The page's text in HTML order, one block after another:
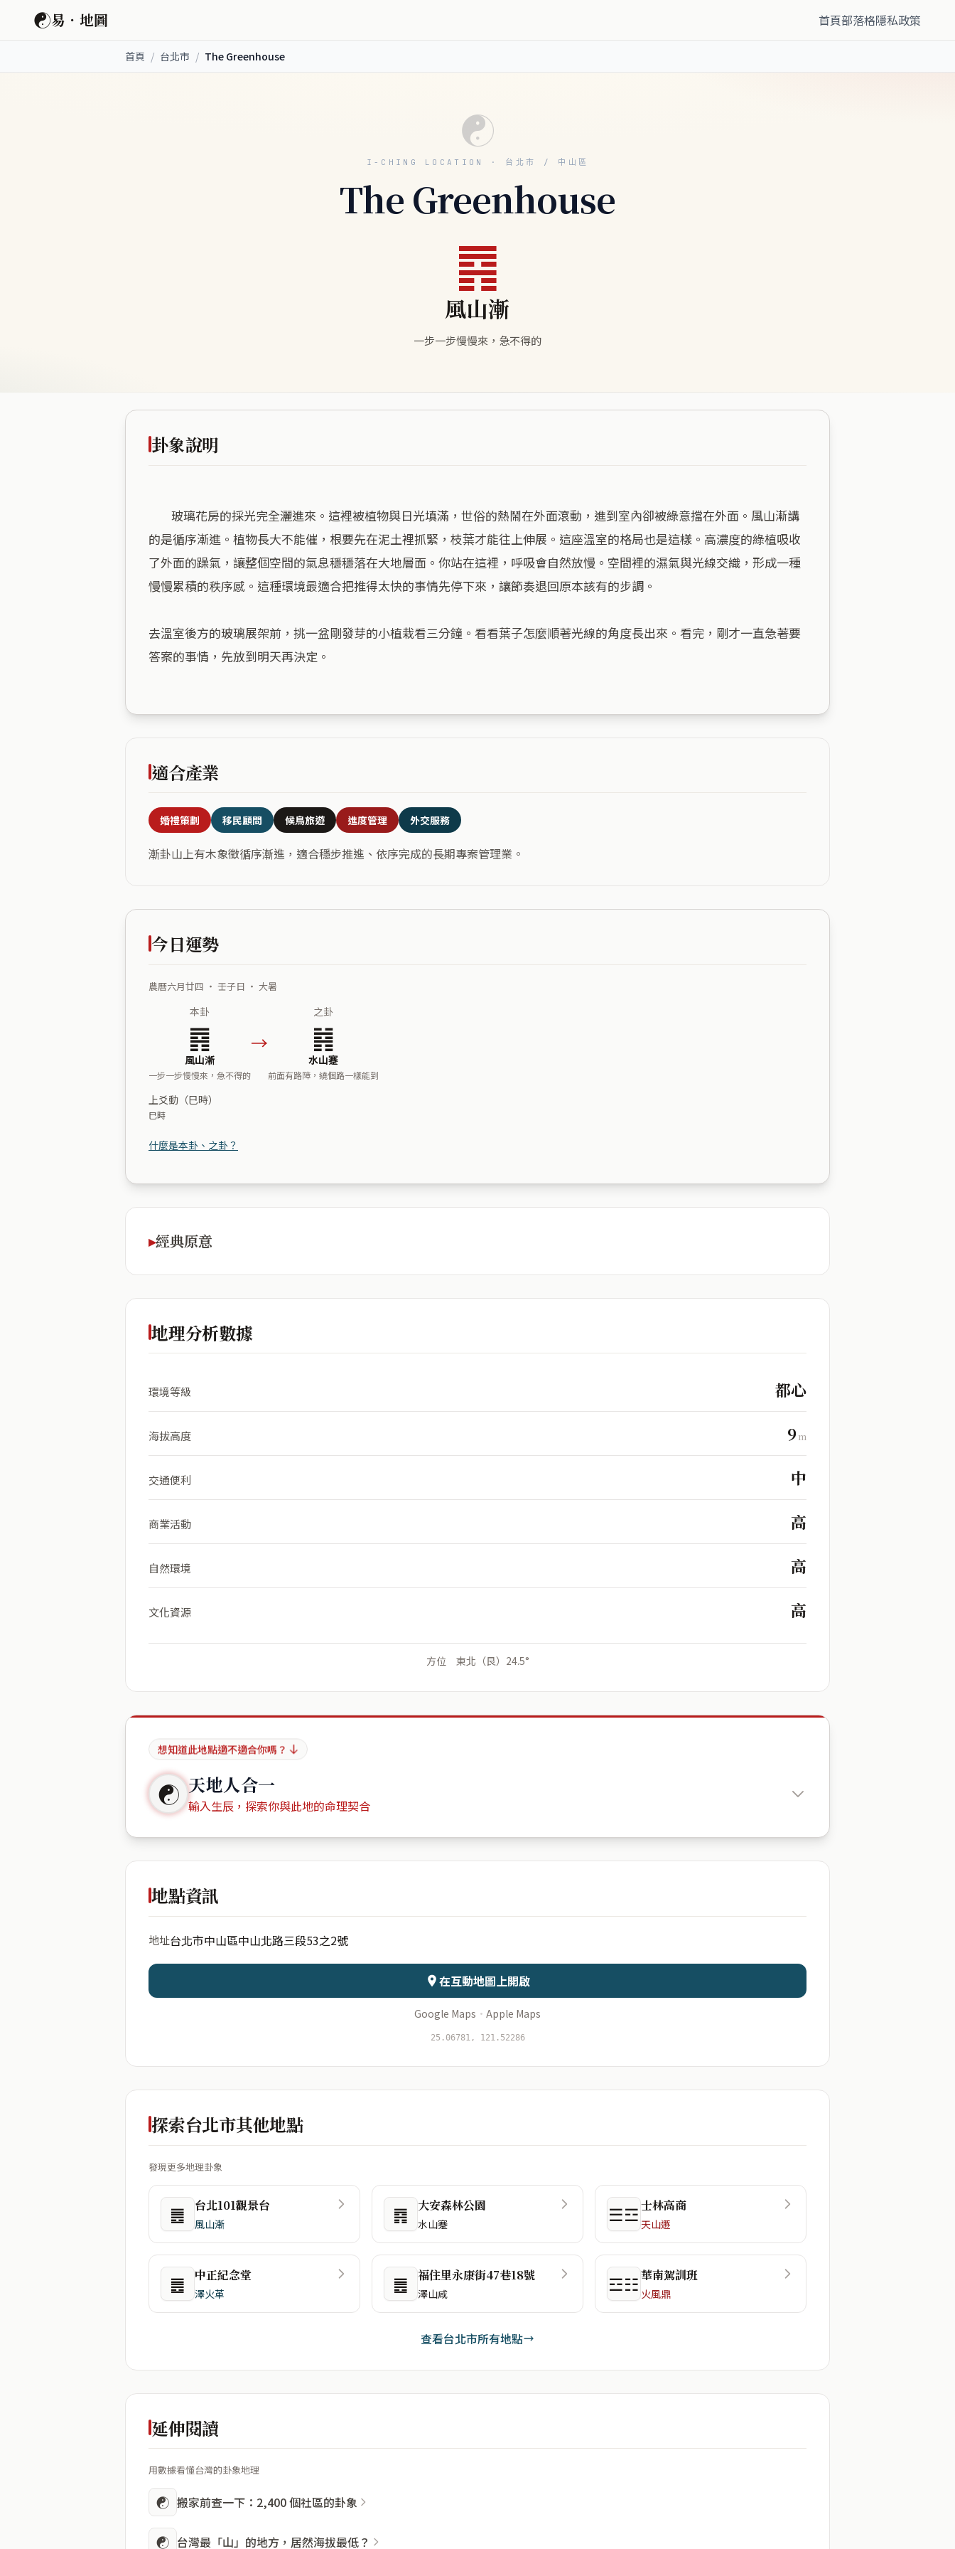
☯易．地圖 首頁部落格隱私政策
首頁 / 台北市 / The Greenhouse
☯
I-CHING LOCATION · 台北市 / 中山區
The Greenhouse
䷴
風山漸
一步一步慢慢來，急不得的
卦象說明
的是循序漸進。植物長大不能催，根要先在泥土裡抓緊，枝葉才能往上伸展。這座溫室的格局也是這樣。高濃度的綠植吸收
了外面的躁氣，讓整個空間的氣息穩穩落在大地層面。你站在這裡，呼吸會自然放慢。空間裡的濕氣與光線交織，形成一種
慢慢累積的秩序感。這種環境最適合把推得太快的事情先停下來，讓節奏退回原本該有的步調。
去溫室後方的玻璃展架前，挑一盆剛發芽的小植栽看三分鐘。看看葉子怎麼順著光線的角度長出來。看完，剛才一直急著要
答案的事情，先放到明天再決定。
適合產業
婚禮策劃 移民顧問 候鳥旅遊 進度管理 外交服務
漸卦山上有木象徵循序漸進，適合穩步推進、依序完成的長期專案管理業。
今日運勢
農曆六月廿四 ・ 壬子日 ・ 大暑
本卦
䷴
風山漸
一步一步慢慢來，急不得的
→
之卦
䷦
水山蹇
前面有路障，繞個路一樣能到
上爻動（巳時）
巳時
什麼是本卦、之卦？
經典原意
地理分析數據
環境等級 都心
海拔高度 9m
交通便利 中
商業活動 高
自然環境 高
文化資源 高
方位 東北（艮）24.5°
想知道此地點適不適合你嗎？
☯ 天地人合一
輸入生辰，探索你與此地的命理契合
地點資訊
地址台北市中山區中山北路三段53之2號
在互動地圖上開啟
Google Maps · Apple Maps
25.06781, 121.52286
探索台北市其他地點
發現更多地理卦象
䷌ 台北101觀景台
風山漸 ䷴ 大安森林公園
水山蹇 ☰☲士林高商
天山遯
䷌ 中正紀念堂
澤火革 ䷌ 福住里永康街47巷18號
澤山咸 ☲☷華南駕訓班
火風鼎
查看台北市所有地點
延伸閱讀
用數據看懂台灣的卦象地理
☯ 搬家前查一下：2,400 個社區的卦象
☯ 台灣最「山」的地方，居然海拔最低？